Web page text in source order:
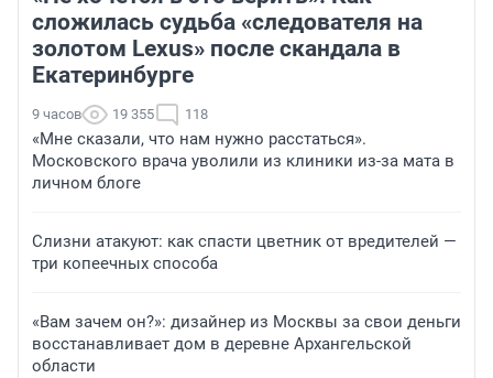
сложилась судьба «следователя на
золотом Lexus» после скандала в
Екатеринбурге
9 часов 19 355 118
«Мне сказали, что нам нужно расстаться».
Московского врача уволили из клиники из-за мата в
личном блоге
Слизни атакуют: как спасти цветник от вредителей —
три копеечных способа
«Вам зачем он?»: дизайнер из Москвы за свои деньги
восстанавливает дом в деревне Архангельской
области